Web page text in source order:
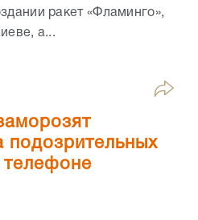
ракет «Фламинго»,
а...
подозрительных
телефоне